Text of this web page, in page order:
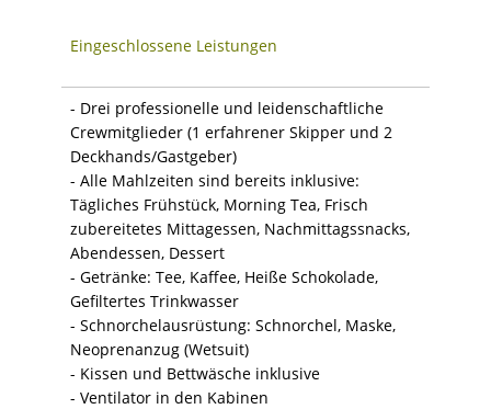
Eingeschlossene Leistungen
- Drei professionelle und leidenschaftliche
Crewmitglieder (1 erfahrener Skipper und 2
Deckhands/Gastgeber)
- Alle Mahlzeiten sind bereits inklusive:
Tägliches Frühstück, Morning Tea, Frisch
zubereitetes Mittagessen, Nachmittagssnacks,
Abendessen, Dessert
- Getränke: Tee, Kaffee, Heiße Schokolade,
Gefiltertes Trinkwasser
- Schnorchelausrüstung: Schnorchel, Maske,
Neoprenanzug (Wetsuit)
- Kissen und Bettwäsche inklusive
- Ventilator in den Kabinen